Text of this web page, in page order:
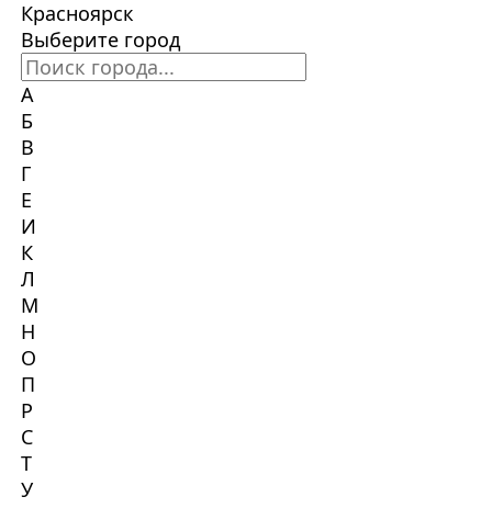
Красноярск
Выберите город
А
Б
В
Г
Е
И
К
Л
М
Н
О
П
Р
С
Т
У